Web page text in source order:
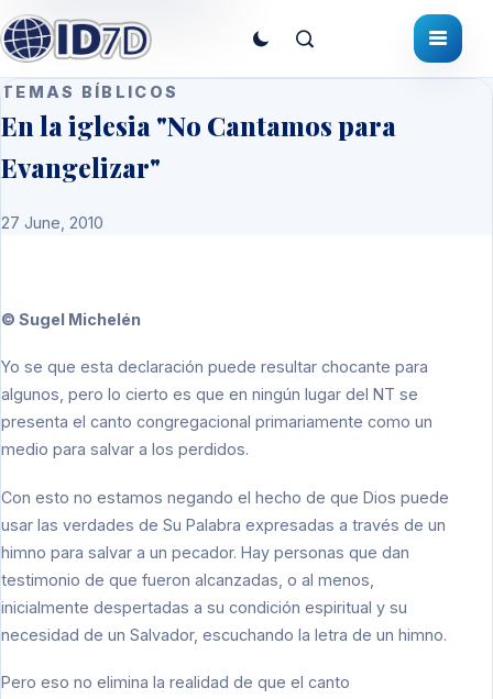
TEMAS BÍBLICOS
En la iglesia "No Cantamos para
Evangelizar"
27 June, 2010
© Sugel Michelén
Yo se que esta declaración puede resultar chocante para
algunos, pero lo cierto es que en ningún lugar del NT se
presenta el canto congregacional primariamente como un
medio para salvar a los perdidos.
Con esto no estamos negando el hecho de que Dios puede
usar las verdades de Su Palabra expresadas a través de un
himno para salvar a un pecador. Hay personas que dan
testimonio de que fueron alcanzadas, o al menos,
inicialmente despertadas a su condición espiritual y su
necesidad de un Salvador, escuchando la letra de un himno.
Pero eso no elimina la realidad de que el canto